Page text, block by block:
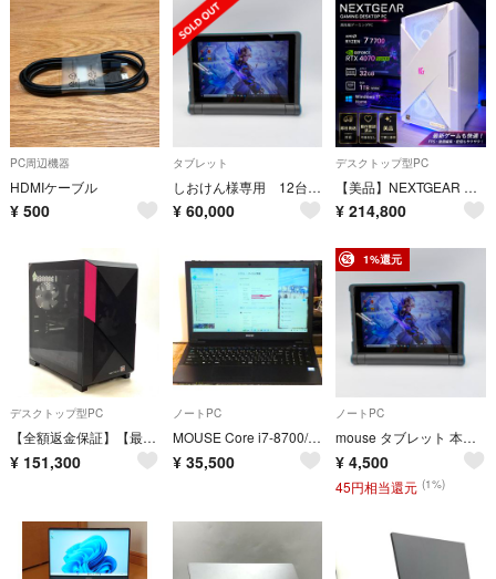
PC周辺機器
HDMIケーブル
¥ 500
タブレット
しおけん様専用 12台まとめmouse タブレット 本体 スタンド付き Windows 10 Pro
¥ 60,000
デスクトップ型PC
【美品】NEXTGEAR RTX4070 SUPER Ryzen7 7700 メモリ32GB SSD1TB ゲーミングPC
¥ 214,800
デスクトップ型PC
【全額返金保証】【最速発送】MouseComputer NEXTGEAR JG-A5G60 JGA5G60B5BADW101DECAL AMD Ryzen 5 5500 32GB M.2 SSD 1TB NVIDIA GeForce RTX 5060 8GB 美品 動作確認済
¥ 151,300
ノートPC
MOUSE Core i7-8700/SSD2TB/8GB
¥ 35,500
1%還元
ノートPC
mouse タブレット 本体 スタンド付き Windows 10 Pro
¥ 4,500
45円相当還元 (1%)